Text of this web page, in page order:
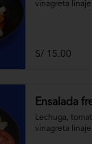
vinagreta linaje
S/ 15.00
Ensalada
Lechuga,
vinagreta linaje